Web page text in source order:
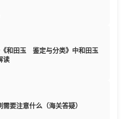
和田玉 鉴定与分类》中和田玉
读
要注意什么（海关答疑）